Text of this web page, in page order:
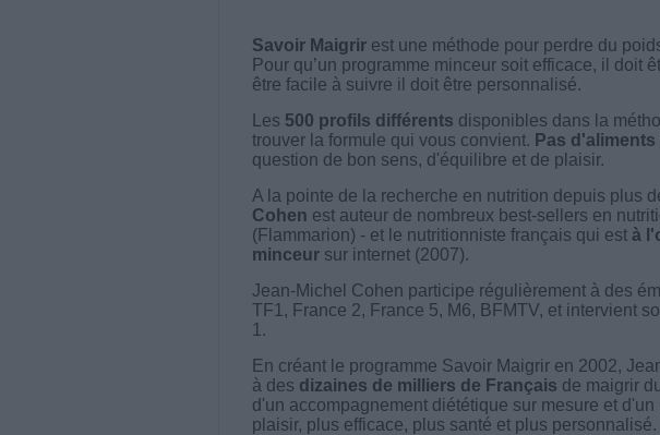
Savoir Maigrirest une méthode pour perdre du
Pour qu’un programme minceur soit efficace, il doit
être facile à suivre il doit être personnalisé.
Les 500 profils différents disponibles dans la
trouver la formule qui vous convient. Pas
question de bon sens, d'équilibre et de plaisir.
A la pointe de la recherche en nutrition depuis plus
Cohen est auteur de nombreux best-sellers en
(Flammarion) - et le nutritionniste français qui est à
minceursur internet (2007).
Jean-Michel Cohen participe régulièrement à des
TF1, France 2, France 5, M6, BFMTV, et intervient
1.
En créant le programme Savoir Maigrir en 2002,
à des dizaines de milliers de Français de maigrir
d'un accompagnement diététique sur mesure et
plaisir, plus efficace, plus santé et plus personnalisé.